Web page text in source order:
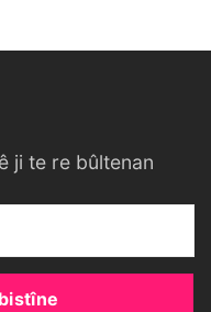
ji te re bûltenan